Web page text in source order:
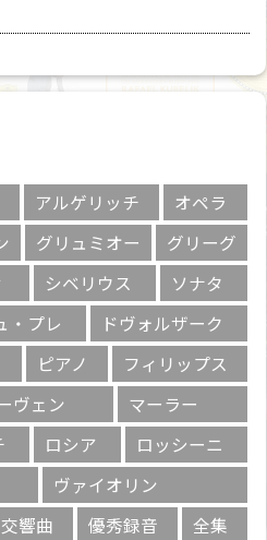
アルゲリッチ
オペラ
グリュミオー
グリーグ
シベリウス
ソナタ
・プレ
ドヴォルザーク
ピアノ
フィリップス
ヴェン
マーラー
ロシア
ロッシーニ
ヴァイオリン
交響曲 優秀録音
全集